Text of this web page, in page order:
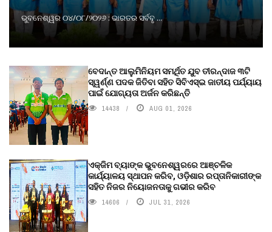
ଭୁବନେଶ୍ୱର ୦୪/୦୮/୨୦୨୬ : ଭାରତର ସର୍ବବୃ ...
ବେଦାନ୍ତ ଆଲୁମିନିୟମ ସମର୍ଥିତ ଯୁବ ତୀରନ୍ଦାଜ ୩ଟି
ସ୍ୱର୍ଣ୍ଣ ପଦକ ଜିତିବା ସହିତ ସିବିଏସ୍ଇ ଜାତୀୟ ପର୍ଯ୍ୟାୟ
ପାଇଁ ଯୋଗ୍ୟତା ଅର୍ଜନ କରିଛନ୍ତି
14438 AUG 01, 2026
ଏକ୍ଜିମ ବ୍ୟାଙ୍କ ଭୁବନେଶ୍ୱରରେ ଆଞ୍ଚଳିକ
କାର୍ଯ୍ୟାଳୟ ସ୍ଥାପନ କରିବ, ଓଡ଼ିଶାର ରପ୍ତାନିକାରୀଙ୍କ
ସହିତ ନିଜର ନିୟୋଜନତାକୁ ଗଭୀର କରିବ
14606 JUL 31, 2026